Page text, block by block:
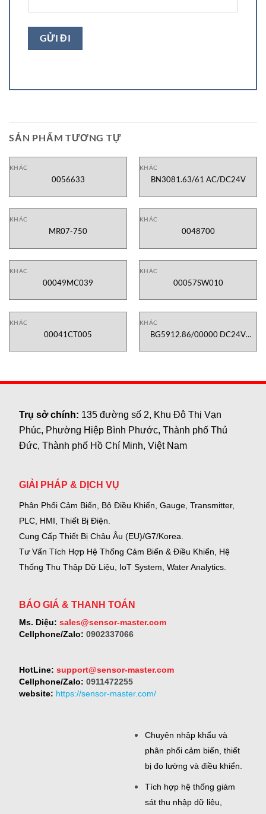
SẢN PHẨM TƯƠNG TỰ
KHÁC
0056633
KHÁC
BN3081.63/61 AC/DC24V
KHÁC
MR07-750
KHÁC
0048700
KHÁC
00049MC039
KHÁC
00057SW010
KHÁC
00041CT005
KHÁC
BG5912.86/00000 DC24V
Trụ sở chính: 135 đường số 2, Khu Đô Thị Vạn
Phúc, Phường Hiệp Bình Phước, Thành phố Thủ
Đức, Thành phố Hồ Chí Minh, Việt Nam
GIẢI PHÁP & DỊCH VỤ
Phân Phối Cảm Biến, Bộ Điều Khiển, Gauge, Transmitter,
PLC, HMI, Thiết Bị Điện.
Cung Cấp Thiết Bị Châu Âu (EU)/G7/Korea.
Tư Vấn Tích Hợp Hệ Thống Cảm Biến & Điều Khiển, Hệ
Thống Thu Thập Dữ Liệu, IoT System, Water Analytics.
BÁO GIÁ & THANH TOÁN
Ms. Diệu: sales@sensor-master.com
Cellphone/Zalo: 0902337066
HotLine: support@sensor-master.com
Cellphone/Zalo: 0911472255
website: https://sensor-master.com/
Chuyên nhập khẩu và
phân phối cảm biến, thiết
bị đo lường và điều khiển.
Tích hợp hệ thống giám
sát thu nhập dữ liệu,